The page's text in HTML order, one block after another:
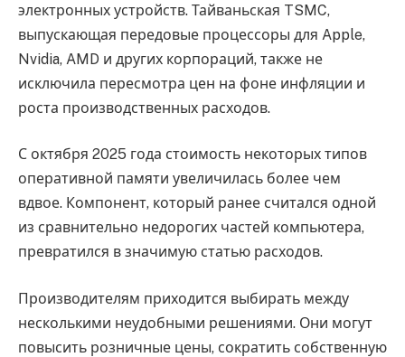
электронных устройств. Тайваньская TSMC,
выпускающая передовые процессоры для Apple,
Nvidia, AMD и других корпораций, также не
исключила пересмотра цен на фоне инфляции и
роста производственных расходов.
С октября 2025 года стоимость некоторых типов
оперативной памяти увеличилась более чем
вдвое. Компонент, который ранее считался одной
из сравнительно недорогих частей компьютера,
превратился в значимую статью расходов.
Производителям приходится выбирать между
несколькими неудобными решениями. Они могут
повысить розничные цены, сократить собственную